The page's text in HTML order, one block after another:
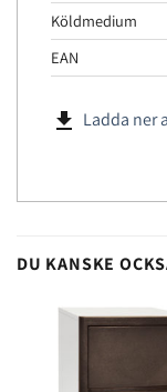
Köldmedium
EAN
file_download Ladda ner
DU KANSKE